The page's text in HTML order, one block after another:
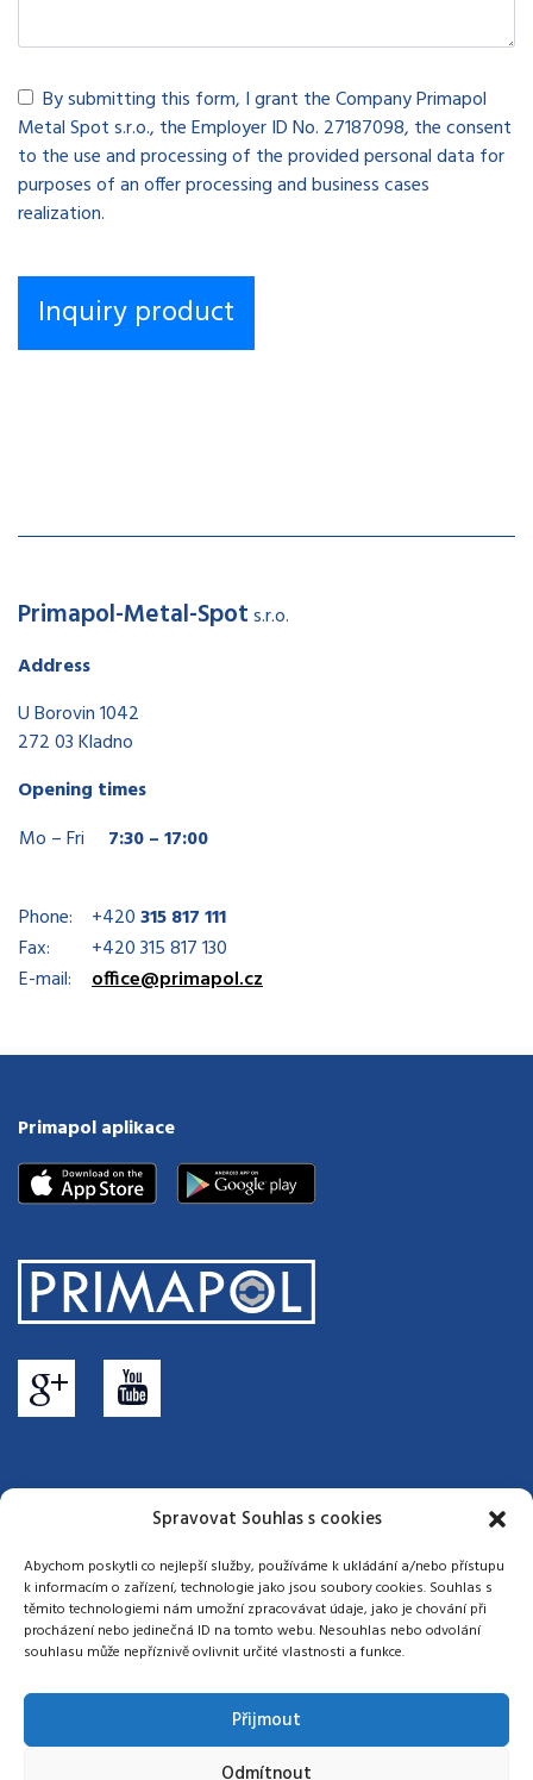
Spravovat Souhlas s cookies
Abychom poskytli co nejlepší služby, používáme k ukládání a/nebo přístupu
k informacím o zařízení, technologie jako jsou soubory cookies. Souhlas s
těmito technologiemi nám umožní zpracovávat údaje, jako je chování při
procházení nebo jedinečná ID na tomto webu. Nesouhlas nebo odvolání
souhlasu může nepříznivě ovlivnit určité vlastnosti a funkce.
Přijmout
Odmítnout
By submitting this form, I grant the Company Primapol
Metal Spot s.r.o., the Employer ID No. 27187098, the consent
to the use and processing of the provided personal data for
purposes of an offer processing and business cases
realization.
Primapol-Metal-Spots.r.o.
Address
U Borovin 1042
272 03 Kladno
Opening times
Mo – Fri
7:30 – 17:00
Phone: +420315 817 111
Fax:
+420 315 817 130
E-mail:
office@primapol.cz
Primapol aplikace
General Terms and Conditions|General Purchasing Conditions
|Cookie policy
© 2017 - 2026 Primapol-Metal-Spot s.r.o. | Web:Phares s.r.o.